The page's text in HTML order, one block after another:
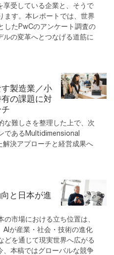
享受している企業と、そうで
ます。本レポートでは、世界
したPwCのアンケート調査の
の変革へとつなげる道筋に
製造業／小
の課題に対
な難しさを整理した上で、次
であるMultidimensional
決アプローチと経営成果へ
と日本が進
の市場における立ち位置は、
AIが産業・社会・技術の進化
どを通じて現実世界へ広がる
、本稿ではグローバルな競争